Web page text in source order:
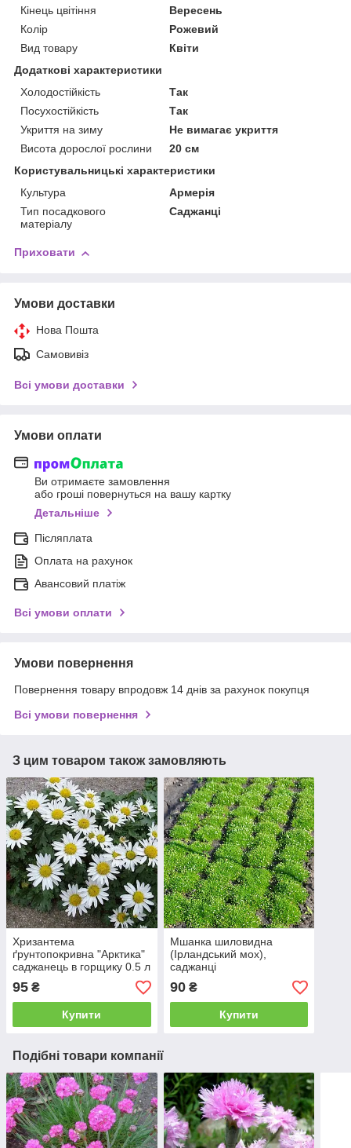
Кінець цвітіння
Вересень
Колір
Рожевий
Вид товару
Квіти
Додаткові характеристики
Холодостійкість
Так
Посухостійкість
Так
Укриття на зиму
Не вимагає укриття
Висота дорослої рослини
20 см
Користувальницькі характеристики
Культура
Армерія
Тип посадкового
матеріалу
Саджанці
Приховати
Умови доставки
Нова Пошта
Самовивіз
Всі умови доставки
Умови оплати
Ви отримаєте замовлення
або гроші повернуться на вашу картку
Детальніше
Післяплата
Оплата на рахунок
Авансовий платіж
Всі умови оплати
Умови повернення
Повернення товару впродовж 14 днів за рахунок покупця
Всі умови повернення
З цим товаром також замовляють
Хризантема
ґрунтопокривна "Арктика"
саджанець в горщику 0.5 л
95 ₴
Купити
Мшанка шиловидна
(Ірландський мох),
саджанці
90₴
Купити
Подібні товари компанії